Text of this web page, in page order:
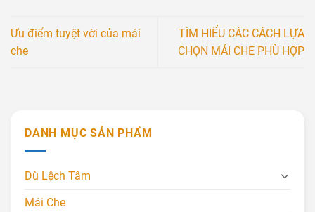
Ưu điểm tuyệt vời của mái
che
TÌM HIỂU CÁC CÁCH LỰA
CHỌN MÁI CHE PHÙ HỢP
DANH MỤC SẢN PHẨM
Dù Lệch Tâm
Mái Che